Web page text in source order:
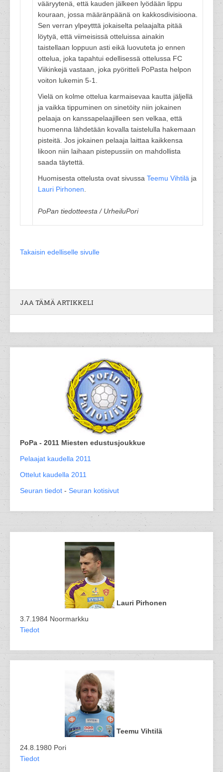
vääryytenä, että kauden jälkeen lyödään lippu
kouraan, jossa määränpäänä on kakkosdivisioona.
Sen verran ylpeytttä jokaiselta pelaajalta pitää
löytyä, että viimeisissä otteluissa ainakin
taistellaan loppuun asti eikä luovuteta jo ennen
ottelua, joka tapahtui edellisessä ottelussa FC
Viikinkejä vastaan, joka pyöritteli PoPasta helpon
voiton lukemin 5-1.
Vielä on kolme ottelua karmaisevaa kautta jäljellä
ja vaikka tippuminen on sinetöity niin jokainen
pelaaja on kanssapelaajilleen sen velkaa, että
huomenna lähdetään kovalla taistelulla hakemaan
pisteitä. Jos jokainen pelaaja laittaa kaikkensa
likoon niin laihaan pistepussiin on mahdollista
saada täytettä.
Huomisesta ottelusta ovat sivussa Teemu Vihtilä ja
Lauri Pirhonen
PoPan tiedotteesta / UrheiluPori
Takaisin edelliselle sivulle
JAA TÄMÄ ARTIKKELI
PoPa - 2011 Miesten edustusjoukkue
Pelaajat kaudella 2011
Ottelut kaudella 2011
Seuran tiedot - Seuran kotisivut
Lauri Pirhonen
3.7.1984 Noormarkku
Tiedot
Teemu Vihtilä
24.8.1980 Pori
Tiedot